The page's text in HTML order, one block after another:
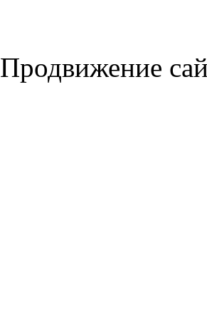
Продвижение